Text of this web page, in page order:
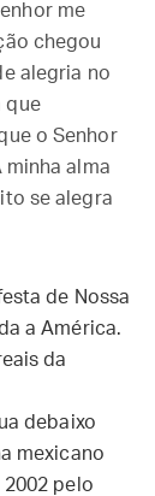
me
chegou
alegria no
que
o Senhor
minha alma
se alegra
de Nossa
a América.
da
debaixo
mexicano
pelo